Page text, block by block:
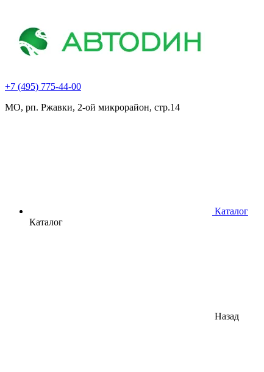
+7 (495) 775-44-00
МО, рп. Ржавки, 2-ой микрорайон, стр.14
Каталог
Каталог
Назад